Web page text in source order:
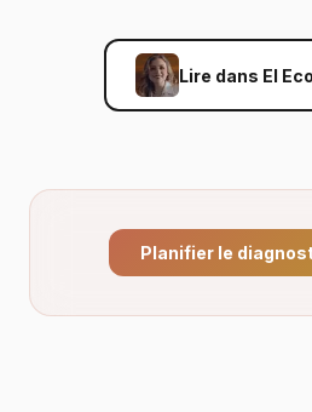
Lire dans El
Planifier le